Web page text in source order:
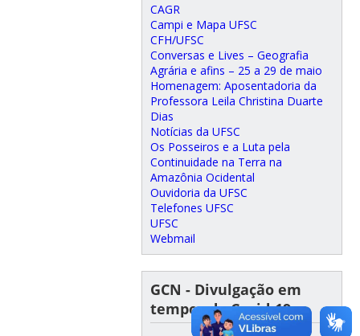
CAGR
Campi e Mapa UFSC
CFH/UFSC
Conversas e Lives – Geografia
Agrária e afins – 25 a 29 de maio
Homenagem: Aposentadoria da
Professora Leila Christina Duarte
Dias
Notícias da UFSC
Os Posseiros e a Luta pela
Continuidade na Terra na
Amazônia Ocidental
Ouvidoria da UFSC
Telefones UFSC
UFSC
Webmail
GCN - Divulgação em
tempos da Covid-19